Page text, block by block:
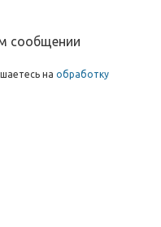
сообщении
на обработку